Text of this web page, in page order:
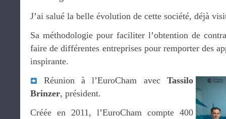
J’ai salué la belle évolution de cette société, déjà
Sa méthodologie pour faciliter l’obtention de
faire de différentes entreprises pour remporter des
inspirante.
Réunion à l’EuroCham avec Tassilo
Brinzer, président.
Créée en 2011, l’EuroCham compte 400